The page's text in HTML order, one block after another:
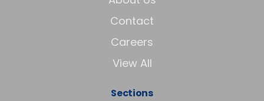
Contact
Careers
View All
Sections